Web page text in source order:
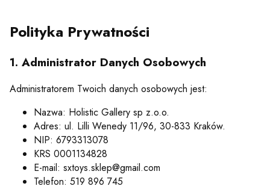
Polityka Prywatności
1. Administrator Danych Osobowych
Administratorem Twoich danych osobowych jest:
Nazwa: Holistic Gallery sp z.o.o.
Adres: ul. Lilli Wenedy 11/96, 30-833 Kraków.
NIP: 6793313078
KRS 0001134828
E-mail: sxtoys.sklep@gmail.com
Telefon: 519 896 745